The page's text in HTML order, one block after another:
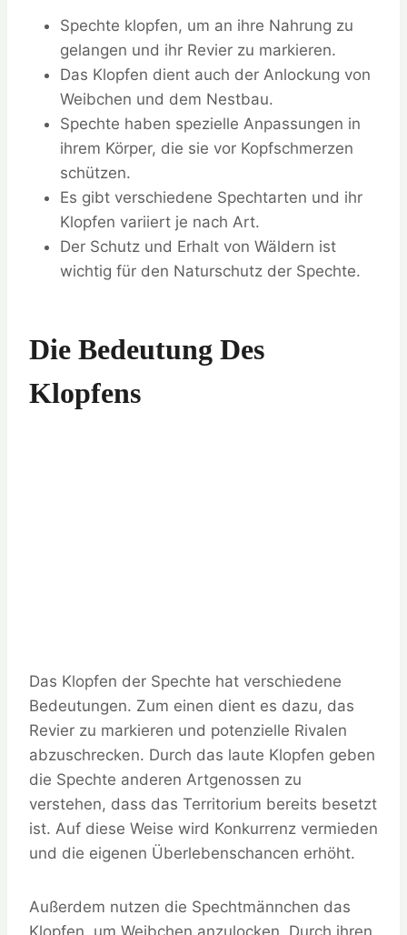
Spechte klopfen, um an ihre Nahrung zu
gelangen und ihr Revier zu markieren.
Das Klopfen dient auch der Anlockung von
Weibchen und dem Nestbau.
Spechte haben spezielle Anpassungen in
ihrem Körper, die sie vor Kopfschmerzen
schützen.
Es gibt verschiedene Spechtarten und ihr
Klopfen variiert je nach Art.
Der Schutz und Erhalt von Wäldern ist
wichtig für den Naturschutz der Spechte.
Die Bedeutung Des
Klopfens
Das Klopfen der Spechte hat verschiedene
Bedeutungen. Zum einen dient es dazu, das
Revier zu markieren und potenzielle Rivalen
abzuschrecken. Durch das laute Klopfen geben
die Spechte anderen Artgenossen zu
verstehen, dass das Territorium bereits besetzt
ist. Auf diese Weise wird Konkurrenz vermieden
und die eigenen Überlebenschancen erhöht.
Außerdem nutzen die Spechtmännchen das